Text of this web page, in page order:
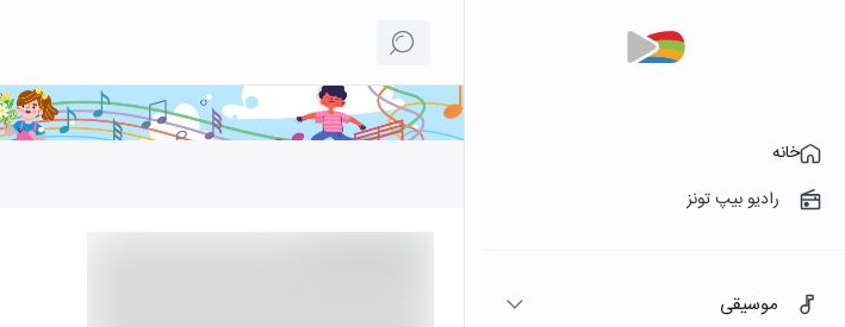
خانه
رادیو بیپ تونز
موسیقی